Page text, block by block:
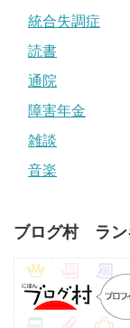
統合失調症
読書
通院
障害年金
雑談
音楽
ブログ村 ラン